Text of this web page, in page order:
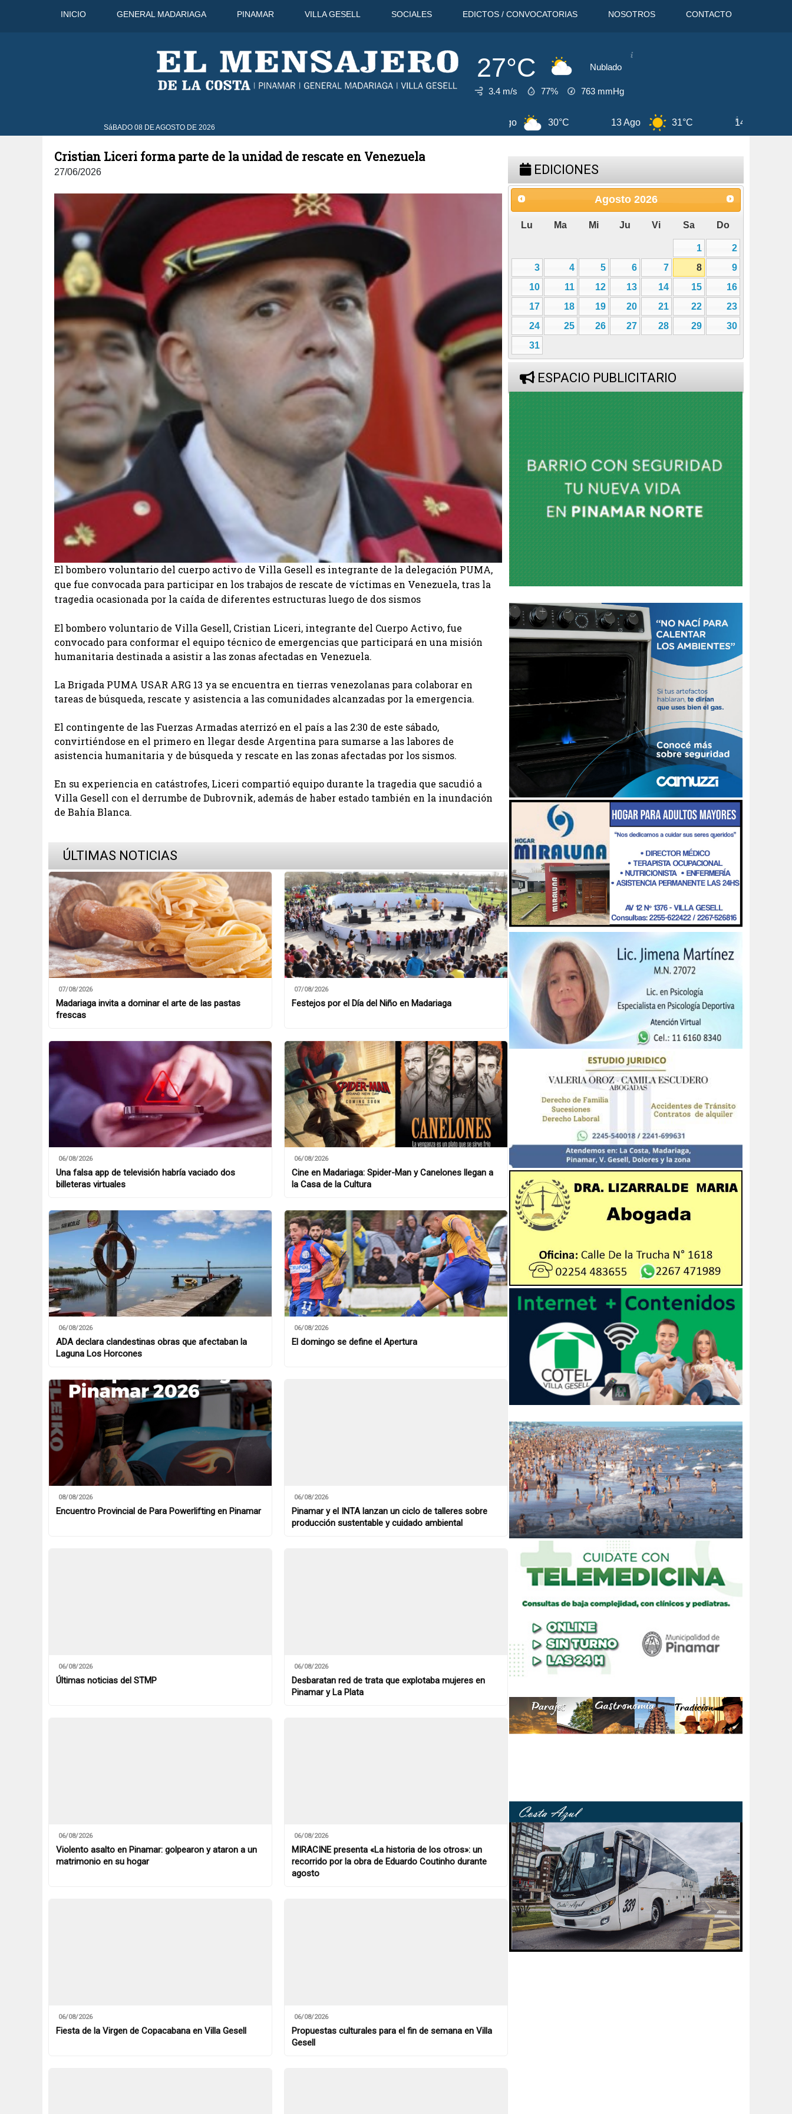
INICIO GENERAL MADARIAGA PINAMAR VILLA GESELL SOCIALES EDICTOS / CONVOCATORIAS NOSOTROS CONTACTO
27°C Nublado
3.4 m/s 77% 763 mmHg
SáBADO 08 DE AGOSTO DE 2026
33°C 10 Ago 30°C 13 Ago 31°C 14 Ago
Cristian Liceri forma parte de la unidad de rescate en Venezuela
27/06/2026
El bombero voluntario del cuerpo activo de Villa Gesell es integrante de la delegación PUMA,
que fue convocada para participar en los trabajos de rescate de víctimas en Venezuela, tras la
tragedia ocasionada por la caída de diferentes estructuras luego de dos sismos
El bombero voluntario de Villa Gesell, Cristian Liceri, integrante del Cuerpo Activo, fue
convocado para conformar el equipo técnico de emergencias que participará en una misión
humanitaria destinada a asistir a las zonas afectadas en Venezuela.
La Brigada PUMA USAR ARG 13 ya se encuentra en tierras venezolanas para colaborar en
tareas de búsqueda, rescate y asistencia a las comunidades alcanzadas por la emergencia.
El contingente de las Fuerzas Armadas aterrizó en el país a las 2:30 de este sábado,
convirtiéndose en el primero en llegar desde Argentina para sumarse a las labores de
asistencia humanitaria y de búsqueda y rescate en las zonas afectadas por los sismos.
En su experiencia en catástrofes, Liceri compartió equipo durante la tragedia que sacudió a
Villa Gesell con el derrumbe de Dubrovnik, además de haber estado también en la inundación
de Bahía Blanca.
ÚLTIMAS NOTICIAS
07/08/2026
Madariaga invita a dominar el arte de las pastas
frescas
07/08/2026
Festejos por el Día del Niño en Madariaga
06/08/2026
Una falsa app de televisión habría vaciado dos
billeteras virtuales
06/08/2026
Cine en Madariaga: Spider-Man y Canelones llegan a
la Casa de la Cultura
06/08/2026
ADA declara clandestinas obras que afectaban la
Laguna Los Horcones
06/08/2026
El domingo se define el Apertura
08/08/2026
Encuentro Provincial de Para Powerlifting en Pinamar
06/08/2026
Pinamar y el INTA lanzan un ciclo de talleres sobre
producción sustentable y cuidado ambiental
06/08/2026
Últimas noticias del STMP
06/08/2026
Desbaratan red de trata que explotaba mujeres en
Pinamar y La Plata
06/08/2026
Violento asalto en Pinamar: golpearon y ataron a un
matrimonio en su hogar
06/08/2026
MIRACINE presenta «La historia de los otros»: un
recorrido por la obra de Eduardo Coutinho durante
agosto
06/08/2026
Fiesta de la Virgen de Copacabana en Villa Gesell
06/08/2026
Propuestas culturales para el fin de semana en Villa
Gesell
EDICIONES
Agosto 2026
Lu Ma Mi Ju Vi Sa Do
1
2
3
4 5 6 7 8
9
10
11 12 13 14 15
16
17
18 19 20 21 22
23
24
25 26 27 28 29
30
31
ESPACIO PUBLICITARIO